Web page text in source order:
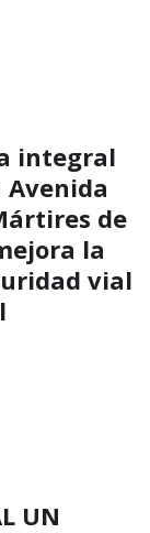
integral
de
la
vial
UN